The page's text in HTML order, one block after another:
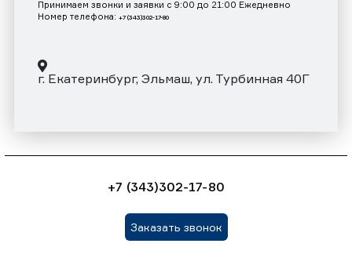
Принимаем звонки и заявки с 9:00 до 21:00 Ежедневно
Номер телефона: +7 (343)302-17-80
г. Екатеринбург, Эльмаш, ул. Турбинная 40Г
+7 (343)302-17-80
Заказать звонок